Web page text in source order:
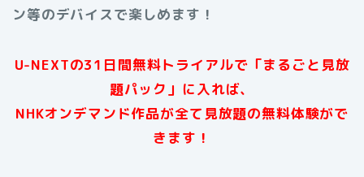
ン等のデバイスで楽しめます！
U-NEXTの31日間無料トライアルで「まるごと見放
題パック」に入れば、
NHKオンデマンド作品が全て見放題の無料体験がで
きます！